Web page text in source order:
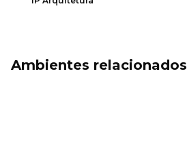
Ambientes relacionados